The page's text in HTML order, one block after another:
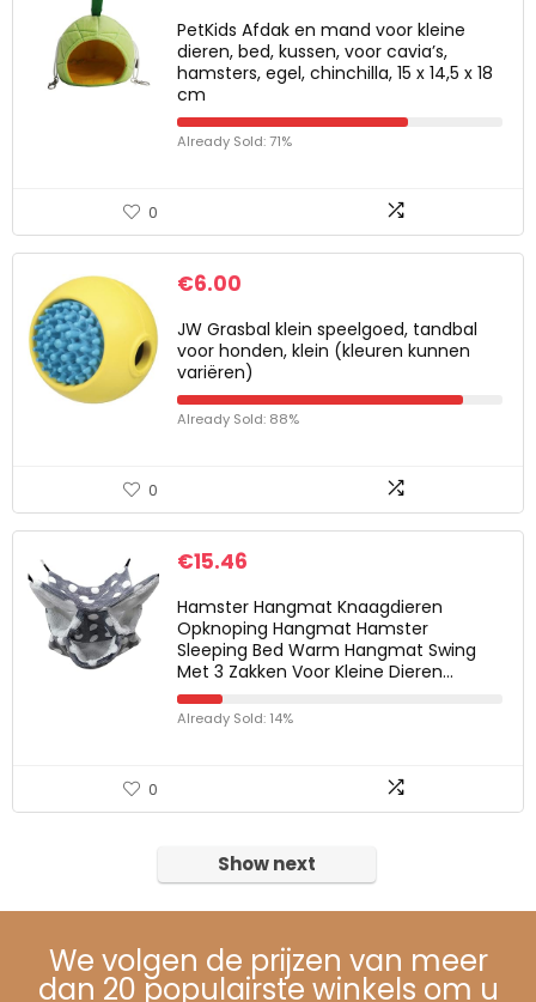
PetKids Afdak en mand voor kleine
dieren, bed, kussen, voor cavia’s,
hamsters, egel, chinchilla, 15 x 14,5 x 18
cm
Already Sold: 71%
0
€6.00
JW Grasbal klein speelgoed, tandbal
voor honden, klein (kleuren kunnen
variëren)
Already Sold: 88%
0
€15.46
Hamster Hangmat Knaagdieren
Opknoping Hangmat Hamster
Sleeping Bed Warm Hangmat Swing
Met 3 Zakken Voor Kleine Dieren…
Already Sold: 14%
0
Show next
We volgen de prijzen van meer
dan 20 populairste winkels om u